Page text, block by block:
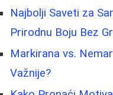
Najbolji Saveti za
Prirodnu Boju Bez
Markirana vs.
Važnije?